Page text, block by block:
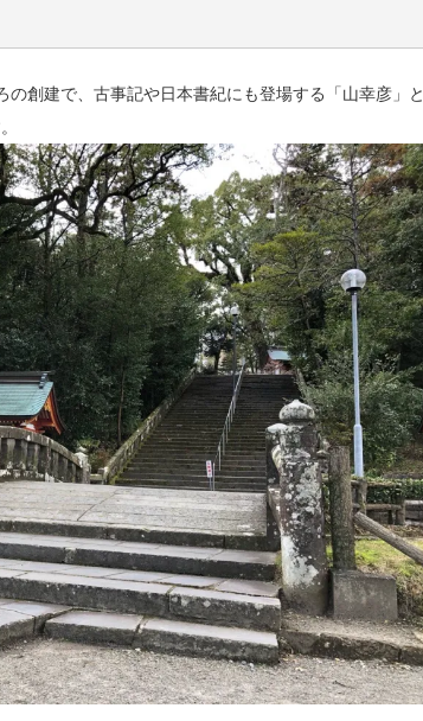
創建で、古事記や日本書紀にも登場する「山幸彦」と